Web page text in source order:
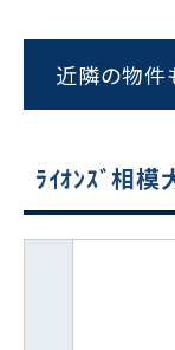
近隣の物件
ﾗｲｵﾝｽﾞ相模